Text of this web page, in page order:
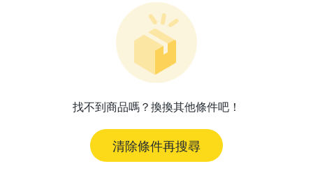
找不到商品嗎？換換其他條件吧！
清除條件再搜尋